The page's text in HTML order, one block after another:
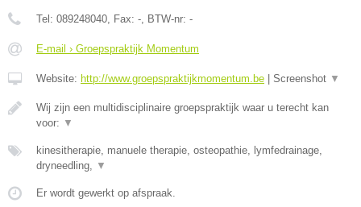
Tel: 089248040, Fax: -, BTW-nr: -
E-mail › Groepspraktijk Momentum
Website: http://www.groepspraktijkmomentum.be Screenshot ▼
Wij zijn een multidisciplinaire groepspraktijk waar u terecht kan
voor: ▼
kinesitherapie, manuele therapie, osteopathie, lymfedrainage,
dryneedling, ▼
Er wordt gewerkt op afspraak.